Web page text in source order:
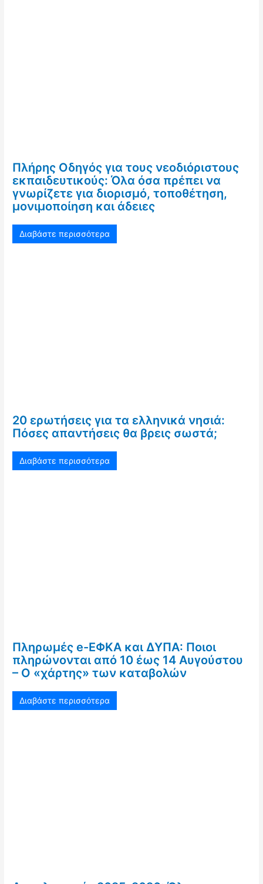
Πλήρης Οδηγός για τους νεοδιόριστους
εκπαιδευτικούς: Όλα όσα πρέπει να
γνωρίζετε για διορισμό, τοποθέτηση,
μονιμοποίηση και άδειες
Διαβάστε περισσότερα
20 ερωτήσεις για τα ελληνικά νησιά:
Πόσες απαντήσεις θα βρεις σωστά;
Διαβάστε περισσότερα
Πληρωμές e-ΕΦΚΑ και ΔΥΠΑ: Ποιοι
πληρώνονται από 10 έως 14 Αυγούστου
– Ο «χάρτης» των καταβολών
Διαβάστε περισσότερα